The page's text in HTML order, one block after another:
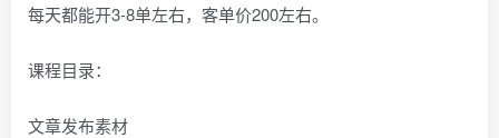
每天都能开3-8单左右，客单价200左右。
课程目录：
文章发布素材